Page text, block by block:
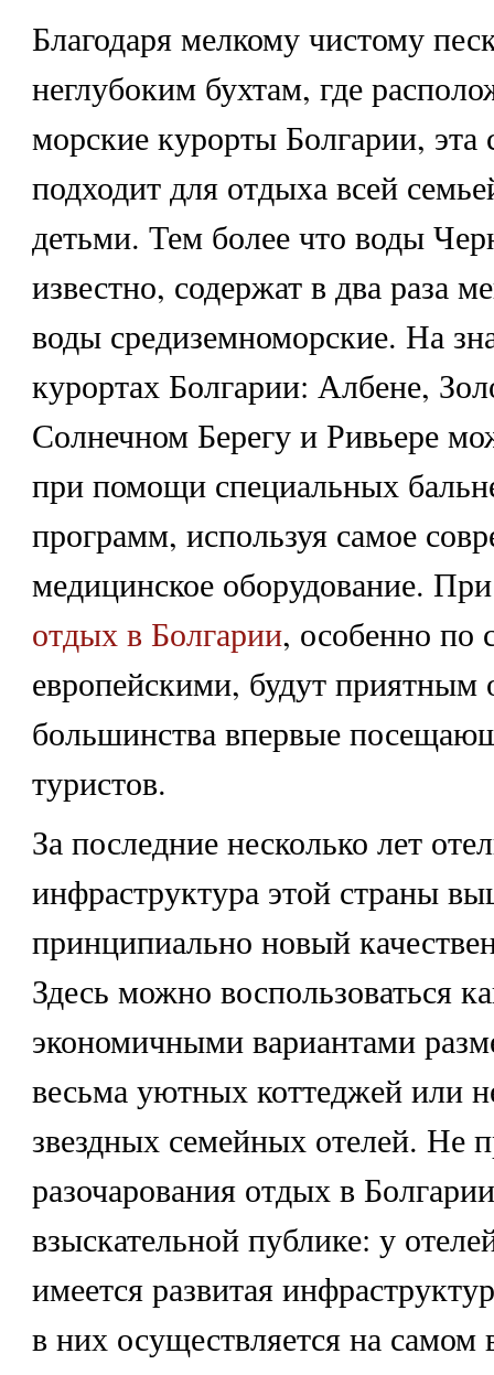
Благодаря мелкому чистому
неглубоким бухтам, где
морские курорты Болгарии, эта
подходит для отдыха всей
детьми. Тем более что воды
известно, содержат в два раза
воды средиземноморские. На
курортах Болгарии: Албене,
Солнечном Берегу и Ривьере
при помощи специальных
программ, используя самое
медицинское оборудование.
отдых в Болгарии, особенно по
европейскими, будут приятным
большинства впервые
туристов.
За последние несколько лет
инфраструктура этой страны
принципиально новый
Здесь можно воспользоваться
экономичными вариантами
весьма уютных коттеджей или
звездных семейных отелей. Не
разочарования отдых в
взыскательной публике: у
имеется развитая
в них осуществляется на самом